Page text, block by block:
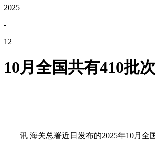
2025
-
12
10月全国共有410批
讯 海关总署近日发布的2025年10月全